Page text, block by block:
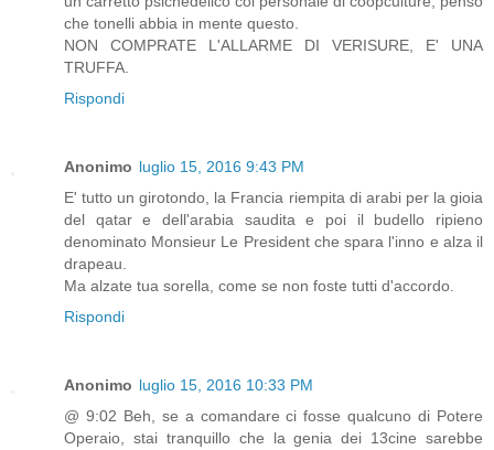
che tonelli abbia in mente questo.
NON COMPRATE L'ALLARME DI VERISURE, E' UNA
TRUFFA.
Rispondi
Anonimo luglio 15, 2016 9:43 PM
E' tutto un girotondo, la Francia riempita di arabi per la gioia
del qatar e dell'arabia saudita e poi il budello ripieno
denominato Monsieur Le President che spara l'inno e alza il
drapeau.
Ma alzate tua sorella, come se non foste tutti d'accordo.
Rispondi
Anonimo luglio 15, 2016 10:33 PM
@ 9:02 Beh, se a comandare ci fosse qualcuno di Potere
Operaio, stai tranquillo che la genia dei 13cine sarebbe